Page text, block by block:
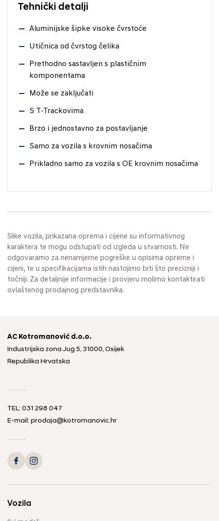
Tehnički detalji
Aluminijske šipke visoke čvrstoće
Utičnica od čvrstog čelika
Prethodno sastavljen s plastičnim
komponentama
Može se zaključati
S T-Trackovima
Brzo i jednostavno za postavljanje
Samo za vozila s krovnim nosačima
Prikladno samo za vozila s OE krovnim nosačima
Slike vozila, prikazana oprema i cijene su informativnog
karaktera te mogu odstupati od izgleda u stvarnosti. Ne
odgovaramo za nenamjerne pogreške u opisima opreme i
cijeni, te u specifikacijama istih nastojimo biti što precizniji i
točniji. Za detaljnije informacije i provjeru molimo kontaktirati
ovlaštenog prodajnog predstavnika.
AC Kotromanović d.o.o.
Industrijska zona Jug 5, 31000, Osijek
Republika Hrvatska
TEL: 031 298 047
E-mail: prodaja@kotromanovic.hr
Vozila